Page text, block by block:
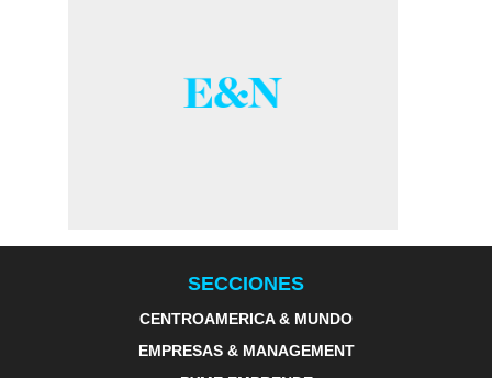
SECCIONES
CENTROAMERICA & MUNDO
EMPRESAS & MANAGEMENT